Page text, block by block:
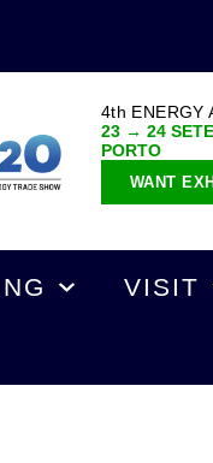
4th ENERGY
23 → 24
PORTO
WANT
VISIT